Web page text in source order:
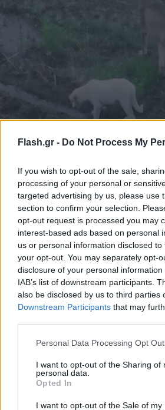
Flash.gr - Do Not Process My
If you wish to opt-out of the sale,
processing of your personal or
targeted advertising by us, please use
section to confirm your selection.
opt-out request is processed you may
interest-based ads based on personal
us or personal information disclosed
your opt-out. You may separately opt-
disclosure of your personal
IAB’s list of downstream participants.
also be disclosed by us to third parties
Downstream Participants that may
Please note that this website/app uses
not limited to your visit or usage
grant or deny consent to Google and
use your data for below specified
consent section.
Personal Data Processing Opt
I want to opt-out of the Sharing of
personal data.
Opted In
I want to opt-out of the Sale of my
Αντιδράσεις στα social για
κουταβιού που ζούσε με
Ζωολογίας
06.08.2026